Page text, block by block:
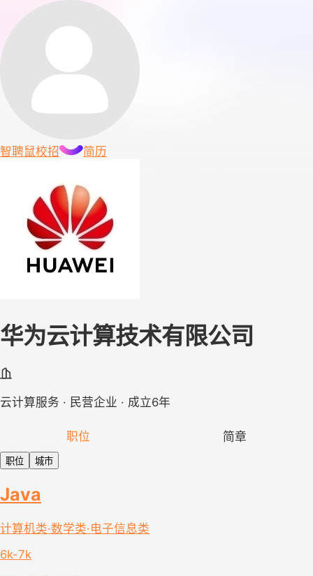
智聘鼠校招 简历
华为云计算技术有限公司
云计算服务 · 民营企业 · 成立6年
职位 简章
职位 城市
Java
计算机类·数学类·电子信息类
6k-7k